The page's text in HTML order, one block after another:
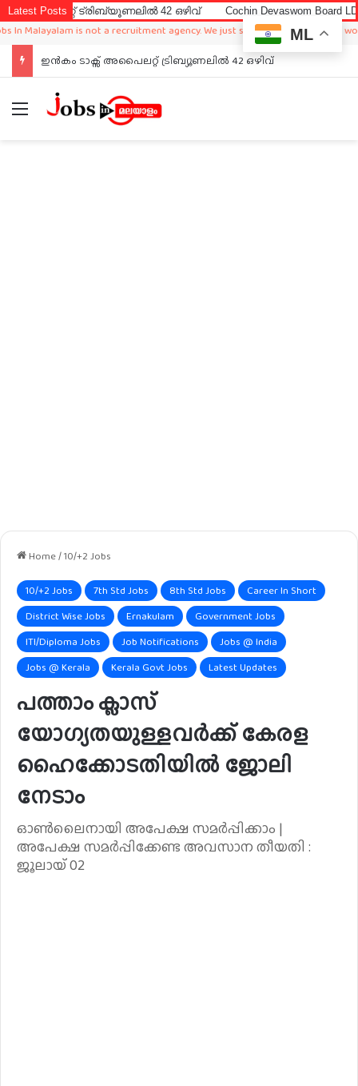
Latest Posts
ട്രിബ്യൂണലിൽ 42 ഒഴിവ് Cochin Devaswom Board LD Clerk
is not a recruitment agency. We just sharing available job in
ഇൻകം ടാക്സ് അപൈലറ്റ് ട്രിബ്യൂണലിൽ 42 ഒഴിവ്
Menu
Home/10/+2 Jobs
10/+2 Jobs 7th Std Jobs 8th Std Jobs
Career In Short
District Wise Jobs
Ernakulam
Government Jobs
ITI/Diploma Jobs
Job Notifications
Jobs @ India
Jobs @ Kerala
Kerala Govt Jobs Latest Updates
പത്താം ക്ലാസ്
യോഗ്യതയുള്ളവർക്ക് കേരള
ഹൈക്കോടതിയിൽ ജോലി
നേടാം
ഓൺലൈനായി അപേക്ഷ സമർപ്പിക്കാം |
അപേക്ഷ സമർപ്പിക്കേണ്ട അവസാന തീയതി :
ജൂലായ് 02
ML